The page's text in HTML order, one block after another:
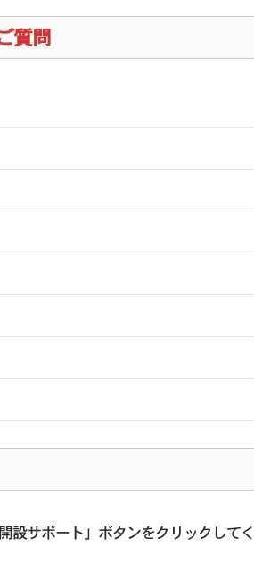
質問
設サポート」ボタンをクリックしてく